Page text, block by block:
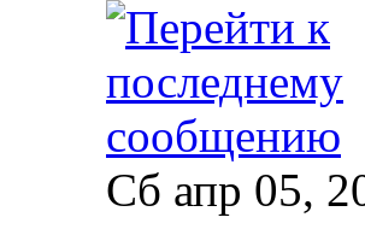
Сб апр 05,